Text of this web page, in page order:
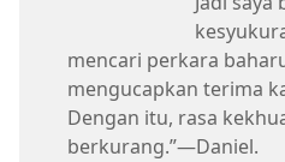
mencari perkara
mengucapkan terima
Dengan itu, rasa
berkurang.”​—Daniel.